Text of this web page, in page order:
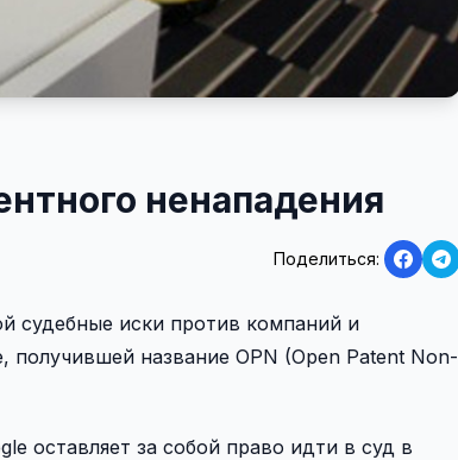
ненападения
Поделиться:
судебные иски против компаний и
получившей название OPN (Open Patent Non-
оставляет за собой право идти в суд в